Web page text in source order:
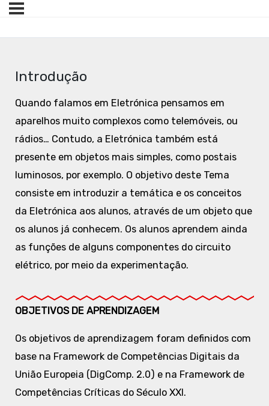
Introdução
Quando falamos em Eletrónica pensamos em
aparelhos muito complexos como telemóveis, ou
rádios… Contudo, a Eletrónica também está
presente em objetos mais simples, como postais
luminosos, por exemplo. O objetivo deste Tema
consiste em introduzir a temática e os conceitos
da Eletrónica aos alunos, através de um objeto que
os alunos já conhecem. Os alunos aprendem ainda
as funções de alguns componentes do circuito
elétrico, por meio da experimentação.
OBJETIVOS DE APRENDIZAGEM
Os objetivos de aprendizagem foram definidos com
base na Framework de Competências Digitais da
União Europeia (DigComp. 2.0) e na Framework de
Competências Críticas do Século XXI.